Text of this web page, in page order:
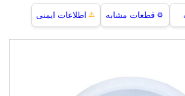
⚙️ قطعات مشابه ⚠️ اطلاعات ایمنی